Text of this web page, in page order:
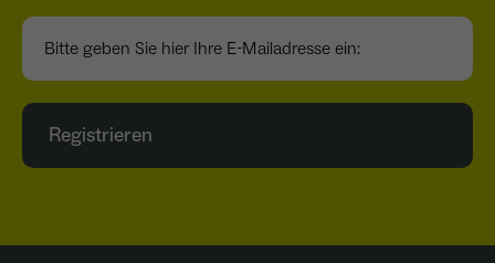
Bitte geben Sie hier Ihre E-Mailadresse ein:
Registrieren